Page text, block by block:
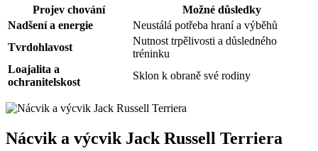
Projev chování
Možné důsledky
Nadšení a energie
Neustálá potřeba hraní a výběhů
Tvrdohlavost
Nutnost trpělivosti a‌ důsledného
tréninku
Loajalita a
ochranitelskost
Sklon k obraně ​své‌ rodiny
Nácvik a výcvik Jack Russell Terriera